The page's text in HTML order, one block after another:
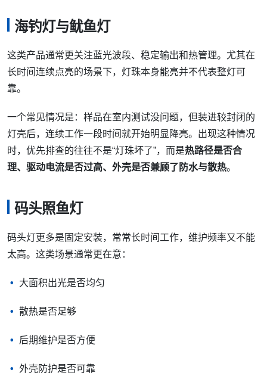
海钓灯与鱿鱼灯
这类产品通常更关注蓝光波段、稳定输出和热管理。尤其在
长时间连续点亮的场景下，灯珠本身能亮并不代表整灯可
靠。
一个常见情况是：样品在室内测试没问题，但装进较封闭的
灯壳后，连续工作一段时间就开始明显降亮。出现这种情况
时，优先排查的往往不是“灯珠坏了”，而是热路径是否合
理、驱动电流是否过高、外壳是否兼顾了防水与散热。
码头照鱼灯
码头灯更多是固定安装，常常长时间工作，维护频率又不能
太高。这类场景通常更在意：
大面积出光是否均匀
散热是否足够
后期维护是否方便
外壳防护是否可靠